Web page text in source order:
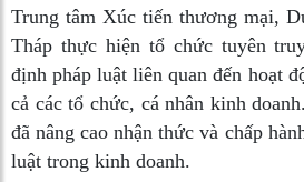
Trung tâm Xúc tiến thương mại,
Tháp thực hiện tổ chức tuyên
định pháp luật liên quan đến hoạt
cả các tổ chức, cá nhân kinh
đã nâng cao nhận thức và chấp
luật trong kinh doanh.